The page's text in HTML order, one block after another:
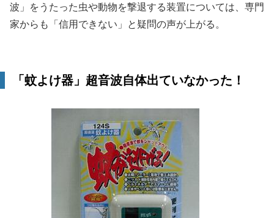
波」をうたった虫や動物を撃退する装置については、専門
家からも「信用できない」と疑問の声が上がる。
「蚊よけ器」超音波自体出ていなかった！